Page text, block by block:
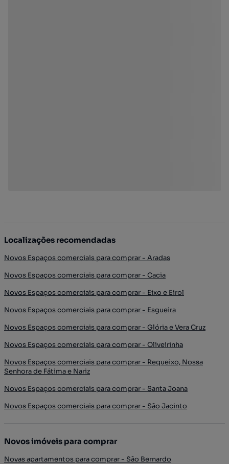
Localizações recomendadas
Novos Espaços comerciais para comprar - Aradas
Novos Espaços comerciais para comprar - Cacia
Novos Espaços comerciais para comprar - Eixo e Eirol
Novos Espaços comerciais para comprar - Esgueira
Novos Espaços comerciais para comprar - Glória e Vera Cruz
Novos Espaços comerciais para comprar - Oliveirinha
Novos Espaços comerciais para comprar - Requeixo, Nossa
Senhora de Fátima e Nariz
Novos Espaços comerciais para comprar - Santa Joana
Novos Espaços comerciais para comprar - São Jacinto
Novos imóveis para comprar
Novas apartamentos para comprar - São Bernardo